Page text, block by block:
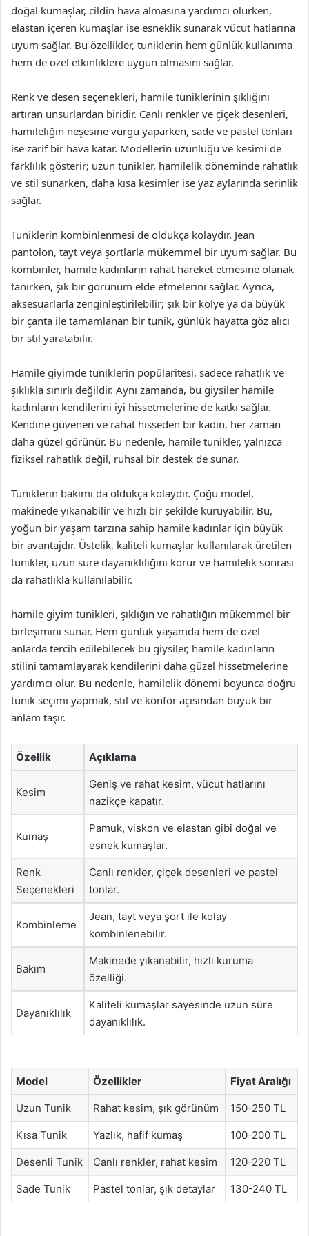
doğal kumaşlar, cildin hava almasına yardımcı olurken,
elastan içeren kumaşlar ise esneklik sunarak vücut hatlarına
uyum sağlar. Bu özellikler, tuniklerin hem günlük kullanıma
hem de özel etkinliklere uygun olmasını sağlar.
Renk ve desen seçenekleri, hamile tuniklerinin şıklığını
artıran unsurlardan biridir. Canlı renkler ve çiçek desenleri,
hamileliğin neşesine vurgu yaparken, sade ve pastel tonları
ise zarif bir hava katar. Modellerin uzunluğu ve kesimi de
farklılık gösterir; uzun tunikler, hamilelik döneminde rahatlık
ve stil sunarken, daha kısa kesimler ise yaz aylarında serinlik
sağlar.
Tuniklerin kombinlenmesi de oldukça kolaydır. Jean
pantolon, tayt veya şortlarla mükemmel bir uyum sağlar. Bu
kombinler, hamile kadınların rahat hareket etmesine olanak
tanırken, şık bir görünüm elde etmelerini sağlar. Ayrıca,
aksesuarlarla zenginleştirilebilir; şık bir kolye ya da büyük
bir çanta ile tamamlanan bir tunik, günlük hayatta göz alıcı
bir stil yaratabilir.
Hamile giyimde tuniklerin popülaritesi, sadece rahatlık ve
şıklıkla sınırlı değildir. Aynı zamanda, bu giysiler hamile
kadınların kendilerini iyi hissetmelerine de katkı sağlar.
Kendine güvenen ve rahat hisseden bir kadın, her zaman
daha güzel görünür. Bu nedenle, hamile tunikler, yalnızca
fiziksel rahatlık değil, ruhsal bir destek de sunar.
Tuniklerin bakımı da oldukça kolaydır. Çoğu model,
makinede yıkanabilir ve hızlı bir şekilde kuruyabilir. Bu,
yoğun bir yaşam tarzına sahip hamile kadınlar için büyük
bir avantajdır. Üstelik, kaliteli kumaşlar kullanılarak üretilen
tunikler, uzun süre dayanıklılığını korur ve hamilelik sonrası
da rahatlıkla kullanılabilir.
hamile giyim tunikleri, şıklığın ve rahatlığın mükemmel bir
birleşimini sunar. Hem günlük yaşamda hem de özel
anlarda tercih edilebilecek bu giysiler, hamile kadınların
stilini tamamlayarak kendilerini daha güzel hissetmelerine
yardımcı olur. Bu nedenle, hamilelik dönemi boyunca doğru
tunik seçimi yapmak, stil ve konfor açısından büyük bir
anlam taşır.
Özellik Açıklama
Kesim
Geniş ve rahat kesim, vücut hatlarını
nazikçe kapatır.
Kumaş
Pamuk, viskon ve elastan gibi doğal ve
esnek kumaşlar.
Renk
Seçenekleri
Canlı renkler, çiçek desenleri ve pastel
tonlar.
Kombinleme
Jean, tayt veya şort ile kolay
kombinlenebilir.
Bakım
Makinede yıkanabilir, hızlı kuruma
özelliği.
Dayanıklılık
Kaliteli kumaşlar sayesinde uzun süre
dayanıklılık.
Model Özellikler Fiyat Aralığı
Uzun Tunik Rahat kesim, şık görünüm 150-250 TL
Kısa Tunik Yazlık, hafif kumaş 100-200 TL
Desenli Tunik Canlı renkler, rahat kesim 120-220 TL
Sade Tunik Pastel tonlar, şık detaylar 130-240 TL